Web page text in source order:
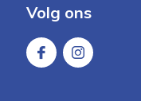
Volg ons